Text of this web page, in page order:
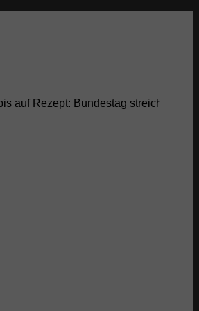
Rezept: Bundestag streicht